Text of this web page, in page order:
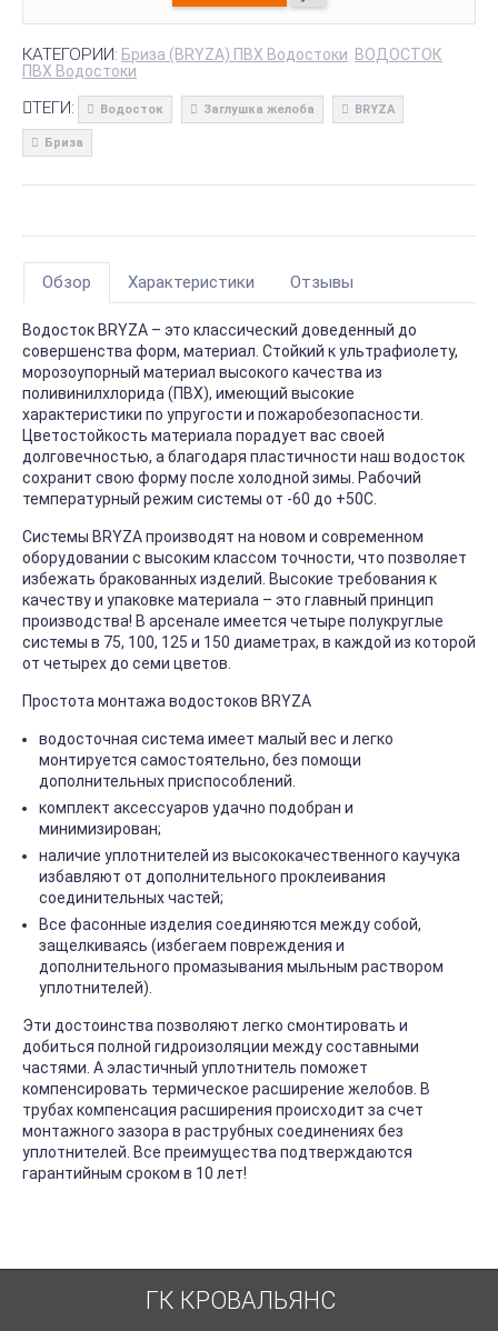
КАТЕГОРИИ: Бриза (BRYZA) ПВХ Водостоки ВОДОСТОК
ПВХ Водостоки
ТЕГИ: Водосток Заглушка желоба BRYZA
Бриза
Обзор Характеристики Отзывы
Водосток BRYZA – это классический доведенный до
совершенства форм, материал. Стойкий к ультрафиолету,
морозоупорный материал высокого качества из
поливинилхлорида (ПВХ), имеющий высокие
характеристики по упругости и пожаробезопасности.
Цветостойкость материала порадует вас своей
долговечностью, а благодаря пластичности наш водосток
сохранит свою форму после холодной зимы. Рабочий
температурный режим системы от -60 до +50С.
Системы BRYZA производят на новом и современном
оборудовании с высоким классом точности, что позволяет
избежать бракованных изделий. Высокие требования к
качеству и упаковке материала – это главный принцип
производства! В арсенале имеется четыре полукруглые
системы в 75, 100, 125 и 150 диаметрах, в каждой из которой
от четырех до семи цветов.
Простота монтажа водостоков BRYZA
водосточная система имеет малый вес и легко
монтируется самостоятельно, без помощи
дополнительных приспособлений.
комплект аксессуаров удачно подобран и
минимизирован;
наличие уплотнителей из высококачественного каучука
избавляют от дополнительного проклеивания
соединительных частей;
Все фасонные изделия соединяются между собой,
защелкиваясь (избегаем повреждения и
дополнительного промазывания мыльным раствором
уплотнителей).
Эти достоинства позволяют легко смонтировать и
добиться полной гидроизоляции между составными
частями. А эластичный уплотнитель поможет
компенсировать термическое расширение желобов. В
трубах компенсация расширения происходит за счет
монтажного зазора в раструбных соединениях без
уплотнителей. Все преимущества подтверждаются
гарантийным сроком в 10 лет!
ГК КРОВАЛЬЯНС